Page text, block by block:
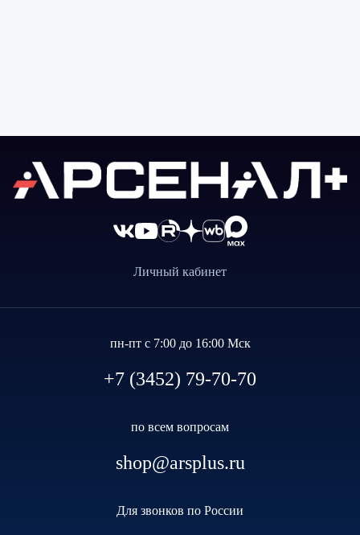
Личный кабинет
пн-пт с 7:00 до 16:00 Мск
+7 (3452) 79-70-70
по всем вопросам
shop@arsplus.ru
Для звонков по России